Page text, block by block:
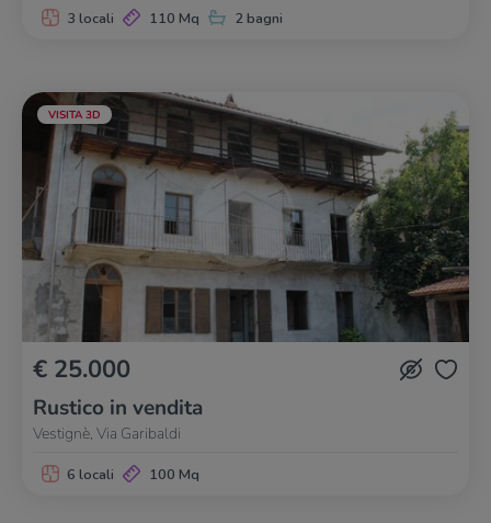
3 locali 110 Mq 2 bagni
VISITA 3D
€ 25.000
Rustico in vendita
Vestignè, Via Garibaldi
6 locali 100 Mq